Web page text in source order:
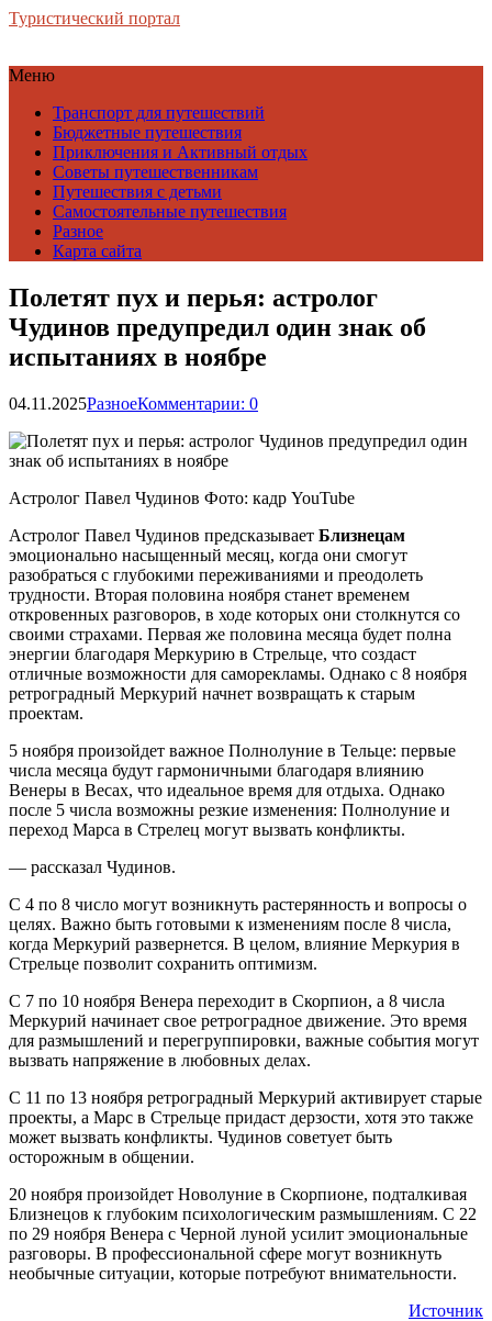
Туристический портал
Меню
Транспорт для путешествий
Бюджетные путешествия
Приключения и Активный отдых
Советы путешественникам
Путешествия с детьми
Самостоятельные путешествия
Разное
Карта сайта
Полетят пух и перья: астролог
Чудинов предупредил один знак об
испытаниях в ноябре
04.11.2025РазноеКомментарии: 0
Астролог Павел Чудинов Фото: кадр YouTube
Астролог Павел Чудинов предсказывает Близнецам
эмоционально насыщенный месяц, когда они смогут
разобраться с глубокими переживаниями и преодолеть
трудности. Вторая половина ноября станет временем
откровенных разговоров, в ходе которых они столкнутся со
своими страхами. Первая же половина месяца будет полна
энергии благодаря Меркурию в Стрельце, что создаст
отличные возможности для саморекламы. Однако с 8 ноября
ретроградный Меркурий начнет возвращать к старым
проектам.
5 ноября произойдет важное Полнолуние в Тельце: первые
числа месяца будут гармоничными благодаря влиянию
Венеры в Весах, что идеальное время для отдыха. Однако
после 5 числа возможны резкие изменения: Полнолуние и
переход Марса в Стрелец могут вызвать конфликты.
— рассказал Чудинов.
С 4 по 8 число могут возникнуть растерянность и вопросы о
целях. Важно быть готовыми к изменениям после 8 числа,
когда Меркурий развернется. В целом, влияние Меркурия в
Стрельце позволит сохранить оптимизм.
С 7 по 10 ноября Венера переходит в Скорпион, а 8 числа
Меркурий начинает свое ретроградное движение. Это время
для размышлений и перегруппировки, важные события могут
вызвать напряжение в любовных делах.
С 11 по 13 ноября ретроградный Меркурий активирует старые
проекты, а Марс в Стрельце придаст дерзости, хотя это также
может вызвать конфликты. Чудинов советует быть
осторожным в общении.
20 ноября произойдет Новолуние в Скорпионе, подталкивая
Близнецов к глубоким психологическим размышлениям. С 22
по 29 ноября Венера с Черной луной усилит эмоциональные
разговоры. В профессиональной сфере могут возникнуть
необычные ситуации, которые потребуют внимательности.
Источник